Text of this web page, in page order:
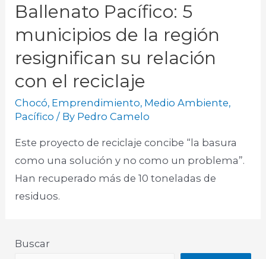
Ballenato Pacífico: 5
municipios de la región
resignifican su relación
con el reciclaje
Chocó, Emprendimiento, Medio Ambiente,
Pacífico / By Pedro Camelo
Este proyecto de reciclaje concibe “la basura
como una solución y no como un problema”.
Han recuperado más de 10 toneladas de
residuos.​
Buscar